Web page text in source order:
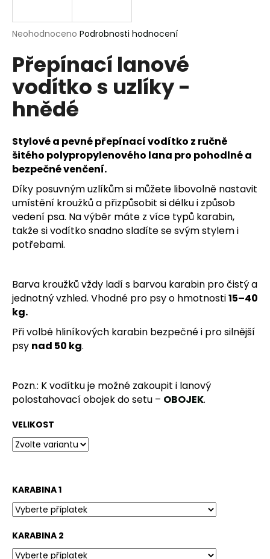
Průměrné
produktu
je
z
5
hvězdiček.
Neohodnoceno Podrobnosti hodnocení
Přepínací lanové
vodítko s uzlíky -
hnědé
Stylové a pevné přepínací vodítko z ručně
šitého polypropylenového lana pro pohodlné a
bezpečné venčení.
Díky posuvným uzlíkům si můžete libovolně nastavit
umístění kroužků a přizpůsobit si délku i způsob
vedení psa. Na výběr máte z více typů karabin,
takže si vodítko snadno sladíte se svým stylem i
potřebami.
Barva kroužků vždy ladí s barvou karabin pro čistý a
jednotný vzhled. Vhodné pro psy o hmotnosti15–40
kg.
Při volbě hliníkových karabin bezpečné i pro silnější
psy nad 50 kg.
Pozn.: K vodítku je možné zakoupit i lanový
polostahovací obojek do setu – OBOJEK.
VELIKOST
KARABINA 1
KARABINA 2
j
t
?
HLEDAT
D
o
p
o
r
u
j
e
m
e
OBOJEK
KLASIK
Kč
Původně:
250
Kč